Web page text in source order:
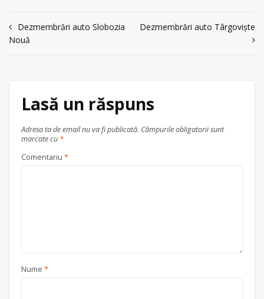
0243/361350, Ghiță Pompiliu
acum 6 ani
Navigare
Dezmembrări auto Slobozia
Nouă
Dezmembrări auto Târgoviște
Lasă un răspuns
Adresa ta de email nu va fi publicată. Câmpurile obligatorii sunt
marcate cu *
Comentariu *
Nume *